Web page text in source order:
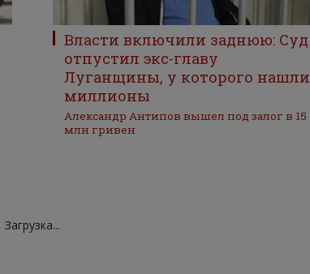
Власти включили заднюю: Суд
отпустил экс-главу
Луганщины, у которого нашли
миллионы
Александр Антипов вышел под залог в 15
млн гривен
Загрузка...